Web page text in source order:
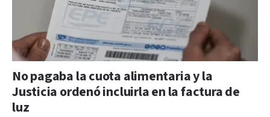
No pagaba la cuota alimentaria y la
Justicia ordenó incluirla en la factura de
luz